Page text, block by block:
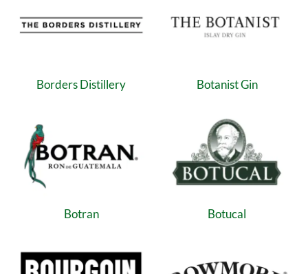
Borders Distillery Botanist Gin
Botran Botucal